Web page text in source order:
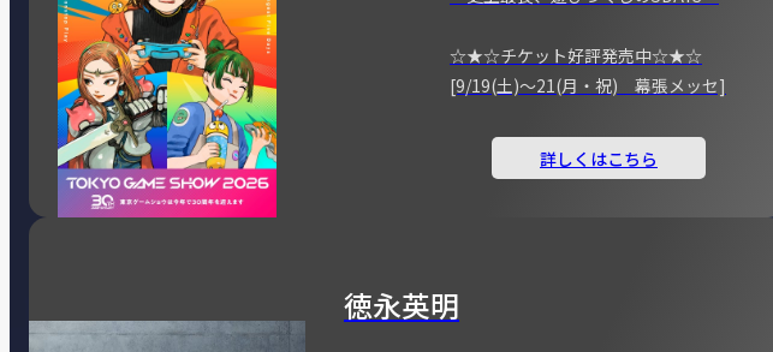
☆★☆チケット好評発売中☆★☆
[9/19(土)～21(月・祝) 幕張メッセ]
詳しくはこちら
徳永英明